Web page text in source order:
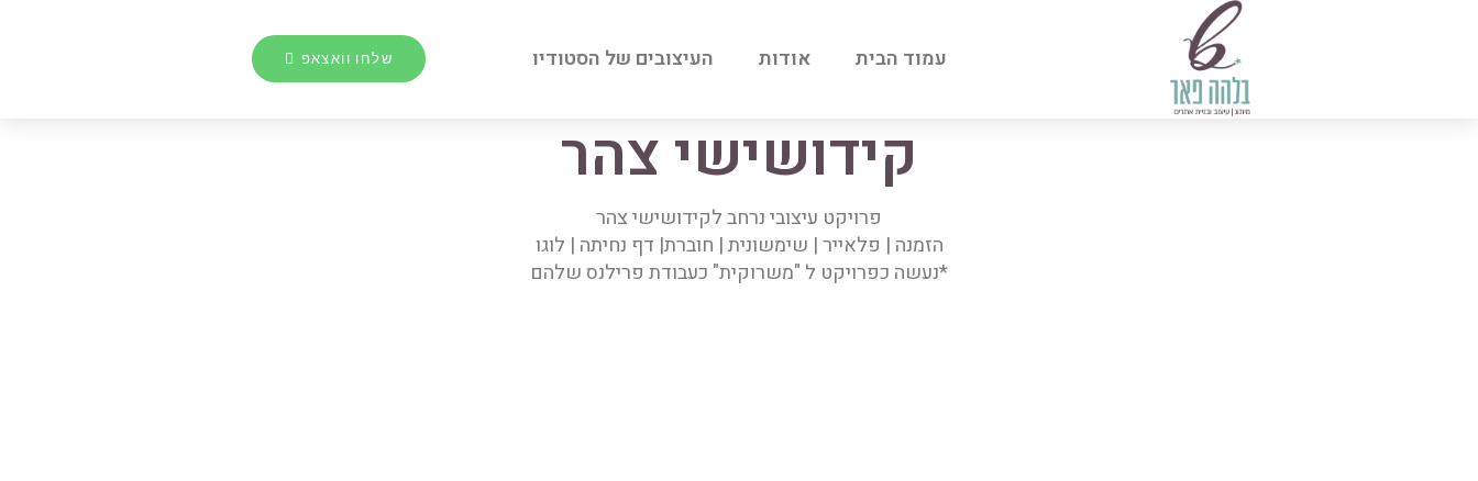
עמוד הבית אודות העיצובים של הסטודיו שלחו וואצאפ
קידושישי צהר
פרויקט עיצובי נרחב לקידושישי צהר
הזמנה | פלאייר | שימשונית | חוברת| דף נחיתה | לוגו
*נעשה כפרויקט ל "משרוקית" כעבודת פרילנס שלהם